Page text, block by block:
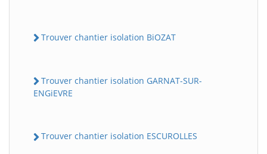
Trouver chantier isolation BiOZAT
Trouver chantier isolation GARNAT-SUR-
ENGiEVRE
Trouver chantier isolation ESCUROLLES